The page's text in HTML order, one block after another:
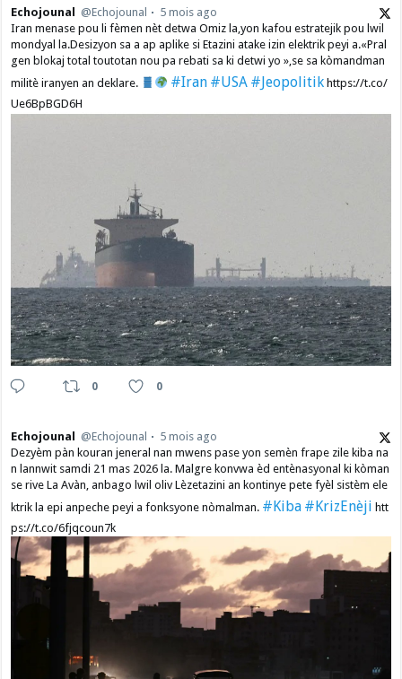
Echojounal @Echojounal
5 mois ago
Iran menase pou li fèmen nèt detwa Omiz la,yon kafou estratejik pou lwil
mondyal la.Desizyon sa a ap aplike si Etazini atake izin elektrik peyi a.​«Pral
gen blokaj total toutotan nou pa rebati sa ki detwi yo »,se sa kòmandman
militè iranyen an deklare.
#Iran #USA #Jeopolitikhttps://t.co/
Ue6BpBGD6H
0 0
Echojounal @Echojounal
5 mois ago
Dezyèm pàn kouran jeneral nan mwens pase yon semèn frape zile kiba na
n lannwit samdi 21 mas 2026 la. Malgre konvwa èd entènasyonal ki kòman
se rive La Avàn, anbago lwil oliv Lèzetazini an kontinye pete fyèl sistèm ele
ktrik la epi anpeche peyi a fonksyone nòmalman. #Kiba #KrizEnèji htt
ps://t.co/6fjqcoun7k